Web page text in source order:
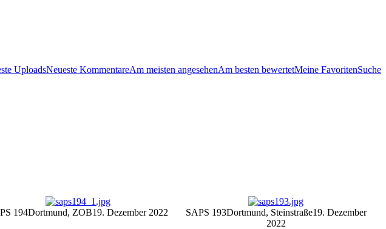
UploadsNeueste KommentareAm meisten angesehenAm besten bewertetMeine FavoritenSuche
194Dortmund, ZOB19. Dezember 2022 SAPS 193Dortmund, Steinstraße19. Dezember
2022